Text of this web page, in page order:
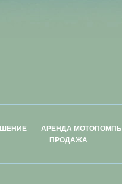
АРЕНДА МОТОПОМПЫ
ПРОДАЖА